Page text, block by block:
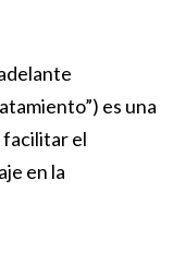
es una
el
en la